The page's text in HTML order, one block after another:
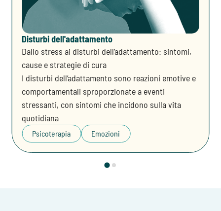
Disturbi dell'adattamento
Dallo stress ai disturbi dell’adattamento: sintomi,
cause e strategie di cura
I disturbi dell’adattamento sono reazioni emotive e
comportamentali sproporzionate a eventi
stressanti, con sintomi che incidono sulla vita
quotidiana
Psicoterapia Emozioni